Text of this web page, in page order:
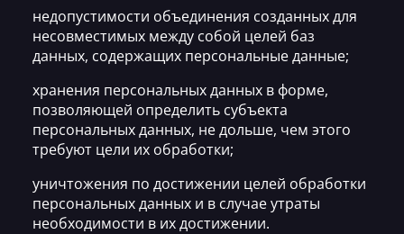
недопустимости объединения созданных для
несовместимых между собой целей баз
данных, содержащих персональные данные;
хранения персональных данных в форме,
позволяющей определить субъекта
персональных данных, не дольше, чем этого
требуют цели их обработки;
уничтожения по достижении целей обработки
персональных данных и в случае утраты
необходимости в их достижении.